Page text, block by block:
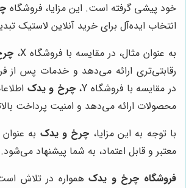
خود پیشی گرفته است. این مزایا، فروشگاه
انتخاب ایده‌آل برای خرید آنلاین لاستیک
به عنوان مثال، در مقایسه با فروشگاه X،
رقابتی‌تری ارائه می‌دهد و خدمات پس از
در مقایسه با فروشگاه Y،
چرخ و یدک
محصولات ارائه می‌دهد و امنیت پرداخت
با توجه به این مزایا، چرخ و یدک به
معتبر و قابل اعتماد، به شما پیشنهاد می‌شود.
فروشگاه چرخ و یدکهمواره در تلاش است